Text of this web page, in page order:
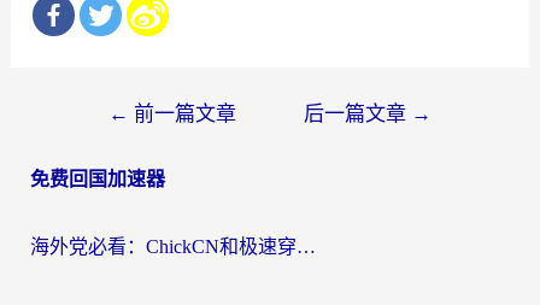
导
← 前一篇文章 后一篇文章 →
免费回国加速器
海外党必看：ChickCN和极速穿梭VPN好用吗？3招教你选对回国加速器无缝刷国内资源